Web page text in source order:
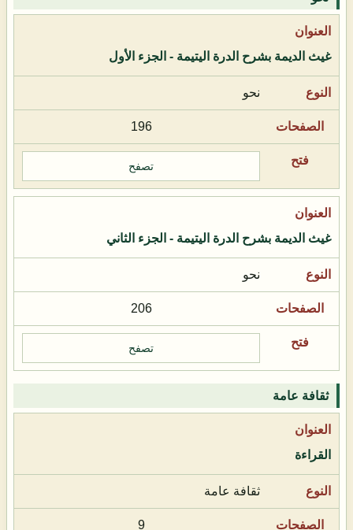
غيث الديمة بشرح الدرة اليتيمة - الجزء الأول
نحو
196
تصفح
غيث الديمة بشرح الدرة اليتيمة - الجزء الثاني
نحو
206
تصفح
ثقافة عامة
القراءة
ثقافة عامة
9